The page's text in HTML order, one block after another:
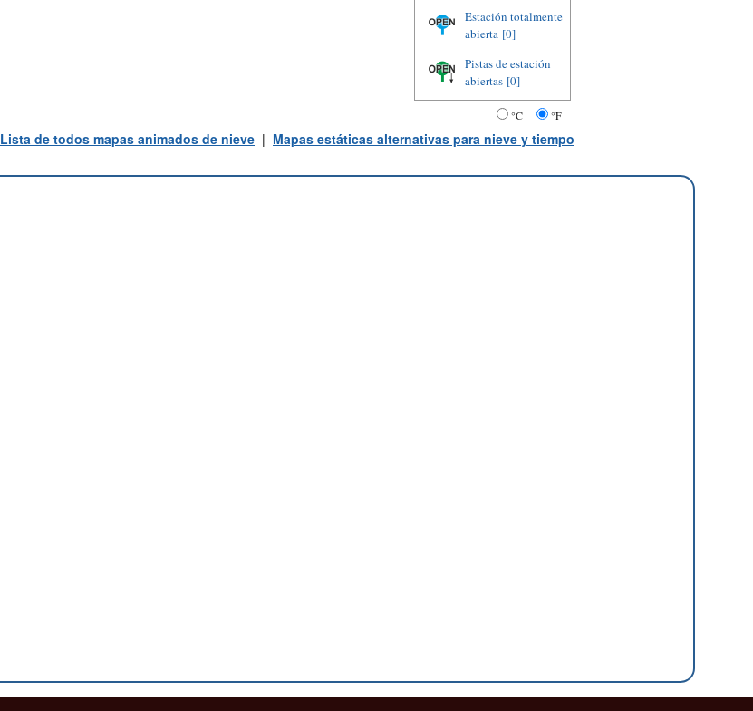
Estación totalmente
abierta [0]
Pistas de estación
abiertas [0]
°C °F
Lista de todos mapas animados de nieve | Mapas estáticas alternativas para nieve y tiempo